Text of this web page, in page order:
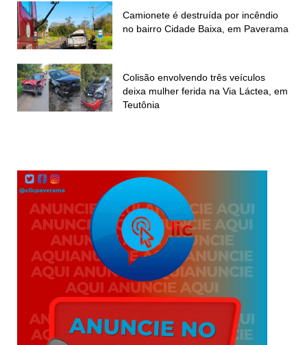
Camionete é destruída por incêndio
no bairro Cidade Baixa, em Paverama
Colisão envolvendo três veículos
deixa mulher ferida na Via Láctea, em
Teutônia